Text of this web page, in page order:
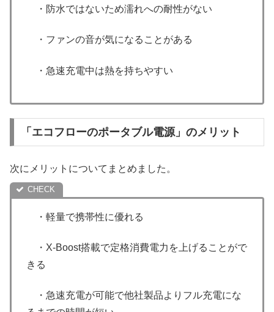
・防水ではないため濡れへの耐性がない
・ファンの音が気になることがある
・急速充電中は熱を持ちやすい
「エコフローのポータブル電源」のメリット
次にメリットについてまとめました。
・軽量で携帯性に優れる
・X-Boost搭載で定格消費電力を上げることがで
きる
・急速充電が可能で他社製品よりフル充電にな